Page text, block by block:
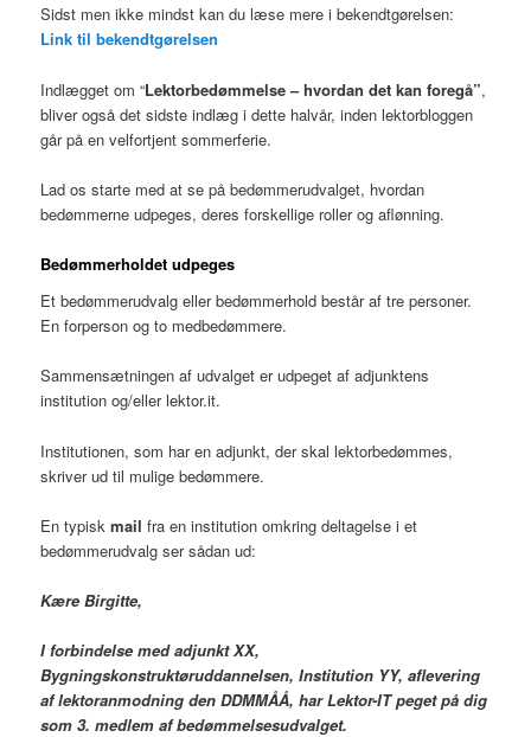
Sidst men ikke mindst kan du læse mere i bekendtgørelsen:
Link til bekendtgørelsen
Indlægget om “Lektorbedømmelse – hvordan det kan foregå”,
bliver også det sidste indlæg i dette halvår, inden lektorbloggen
går på en velfortjent sommerferie.
Lad os starte med at se på bedømmerudvalget, hvordan
bedømmerne udpeges, deres forskellige roller og aflønning.
Bedømmerholdet udpeges
Et bedømmerudvalg eller bedømmerhold består af tre personer.
En forperson og to medbedømmere.
Sammensætningen af udvalget er udpeget af adjunktens
institution og/eller lektor.it.
Institutionen, som har en adjunkt, der skal lektorbedømmes,
skriver ud til mulige bedømmere.
En typiskmail fra en institution omkring deltagelse i et
bedømmerudvalg ser sådan ud:
Kære Birgitte,
I forbindelse med adjunkt XX,
Bygningskonstruktøruddannelsen, Institution YY, aflevering
af lektoranmodning den DDMMÅÅ, har Lektor-IT peget på dig
som 3. medlem af bedømmelsesudvalget.